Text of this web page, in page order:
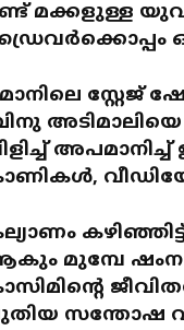
മക്കളുള്ള
സ്റ്റേജ്
അപമാനിച്ച്
മുമ്പേ ഷംന
സന്തോഷ